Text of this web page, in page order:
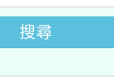
搜尋